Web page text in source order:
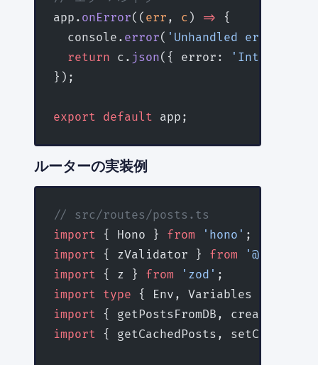
app. onError(( err , c ) => {
  console.
error( 'Unhandled error:'
  return
c. json({ error:
'Internal
});
export default app;
ルーターの実装例
// src/routes/posts.ts
import { Hono } from 'hono' ;
import { zValidator } from '@hono/
import { z } from 'zod' ;
import type { Env, Variables }
import { getPostsFromDB,
import { getCachedPosts,